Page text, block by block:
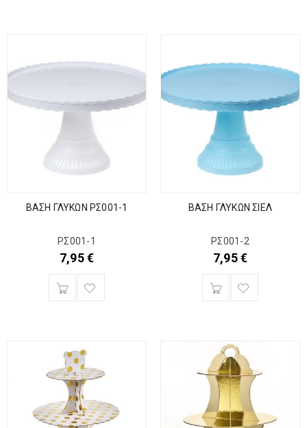
ΒΑΣΗ ΓΛΥΚΩΝ ΡΣ001-1
ΡΣ001-1
7,95€
ΒΑΣΗ ΓΛΥΚΩΝ ΣΙΕΛ
ΡΣ001-2
7,95€